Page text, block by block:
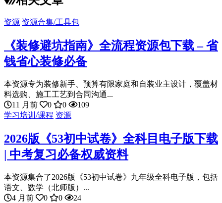
资源 资源合集/工具包
《装修避坑指南》全流程资源包下载 – 省
钱省心装修必备
本资源专为装修新手、预算有限家庭和自装业主设计，覆盖材
料选购、施工工艺到合同沟通...
11 月前
0 0
109
学习培训/课程 资源
2026版《53初中试卷》全科目电子版下载
| 中考复习必备权威资料
本资源集合了2026版《53初中试卷》九年级全科电子版，包括
语文、数学（北师版）...
4 月前
0 0
24